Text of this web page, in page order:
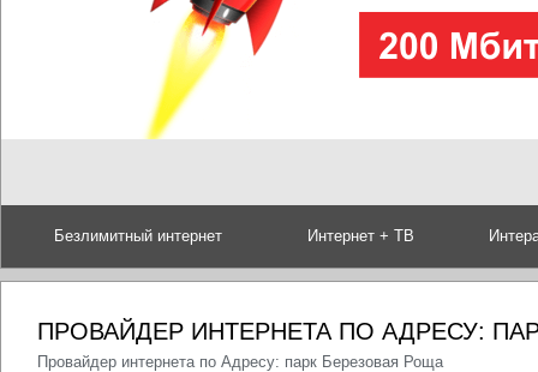
Безлимитный интернет Интернет + ТВ
ПРОВАЙДЕР ИНТЕРНЕТА ПО АДРЕСУ:
Провайдер интернета по Адресу: парк Березовая Роща